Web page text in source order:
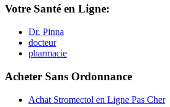
Votre Santé en Ligne:
Dr. Pinna
docteur
pharmacie
Acheter Sans Ordonnance
Achat Stromectol en Ligne Pas Cher